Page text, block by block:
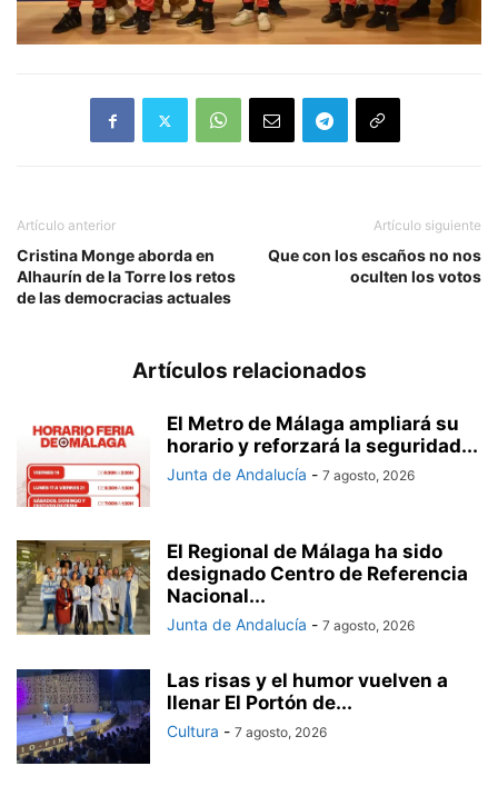
Artículo anterior
Cristina Monge aborda en
Alhaurín de la Torre los retos
de las democracias actuales
Artículo siguiente
Que con los escaños no nos
oculten los votos
Artículos relacionados
El Metro de Málaga ampliará su
horario y reforzará la seguridad...
Junta de Andalucía - 7 agosto, 2026
El Regional de Málaga ha sido
designado Centro de Referencia
Nacional...
Junta de Andalucía - 7 agosto, 2026
Las risas y el humor vuelven a
llenar El Portón de...
Cultura - 7 agosto, 2026